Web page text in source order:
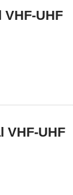
UHF
VHF-UHF